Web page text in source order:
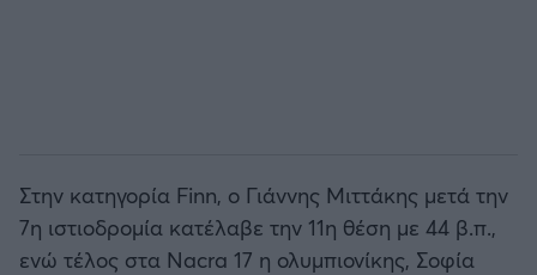
Στην κατηγορία Finn, ο Γιάννης Μιττάκης μετά την
7η ιστιοδρομία κατέλαβε την 11η θέση με 44 β.π.,
ενώ τέλος στα Νacra 17 η ολυμπιονίκης, Σοφία